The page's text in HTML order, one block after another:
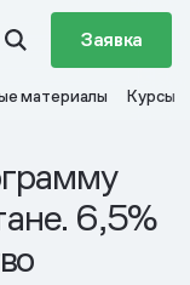
Заявка
материалы Курсы
6,5%